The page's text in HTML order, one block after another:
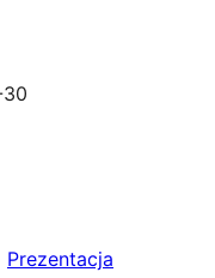
30
Prezentacja